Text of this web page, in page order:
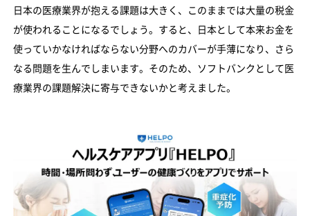
日本の医療業界が抱える課題は大きく、このままでは大量の税金
が使われることになるでしょう。すると、日本として本来お金を
使っていかなければならない分野へのカバーが手薄になり、さら
なる問題を生んでしまいます。そのため、ソフトバンクとして医
療業界の課題解決に寄与できないかと考えました。